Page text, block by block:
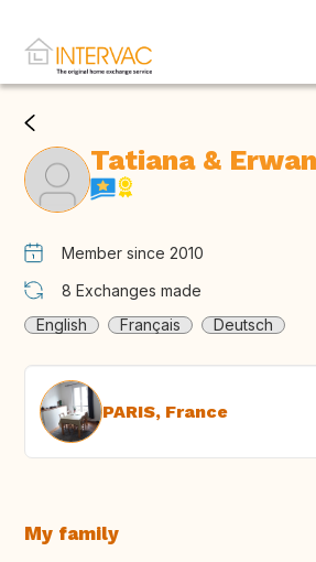
Tatiana & Erwan
Member since 2010
8 Exchanges made
English
Français Deutsch
PARIS, France
My family